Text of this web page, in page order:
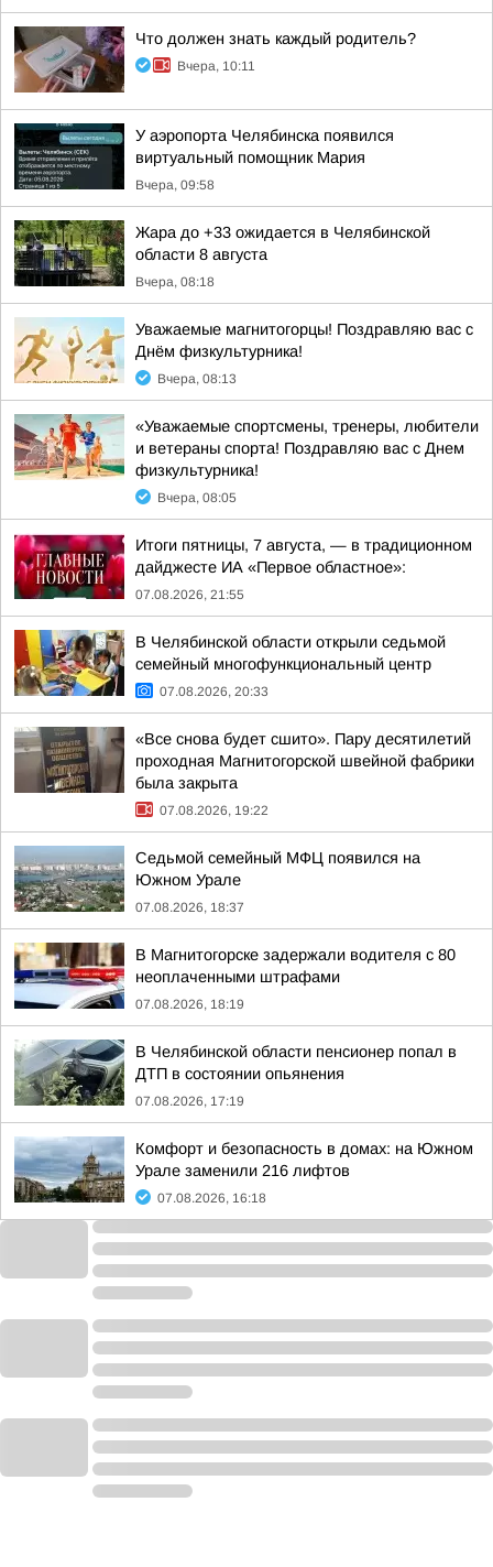
Что должен знать каждый родитель?
Вчера, 10:11
У аэропорта Челябинска появился
виртуальный помощник Мария
Вчера, 09:58
Жара до +33 ожидается в Челябинской
области 8 августа
Вчера, 08:18
Уважаемые магнитогорцы! Поздравляю вас с
Днём физкультурника!
Вчера, 08:13
«Уважаемые спортсмены, тренеры, любители
и ветераны спорта! Поздравляю вас с Днем
физкультурника!
Вчера, 08:05
Итоги пятницы, 7 августа, — в традиционном
дайджесте ИА «Первое областное»:
07.08.2026, 21:55
В Челябинской области открыли седьмой
семейный многофункциональный центр
07.08.2026, 20:33
«Все снова будет сшито». Пару десятилетий
проходная Магнитогорской швейной фабрики
была закрыта
07.08.2026, 19:22
Седьмой семейный МФЦ появился на
Южном Урале
07.08.2026, 18:37
В Магнитогорске задержали водителя с 80
неоплаченными штрафами
07.08.2026, 18:19
В Челябинской области пенсионер попал в
ДТП в состоянии опьянения
07.08.2026, 17:19
Комфорт и безопасность в домах: на Южном
Урале заменили 216 лифтов
07.08.2026, 16:18